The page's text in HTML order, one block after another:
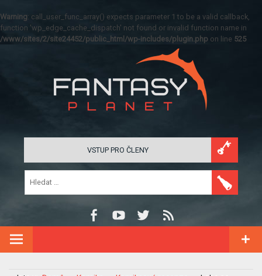
Warning: call_user_func_array() expects parameter 1 to be a valid callback,
function 'wp_edge_cache_dispatch' not found or invalid function name in
/www/sites/2/site24452/public_html/wp-includes/plugin.php on line 525
VSTUP PRO ČLENY